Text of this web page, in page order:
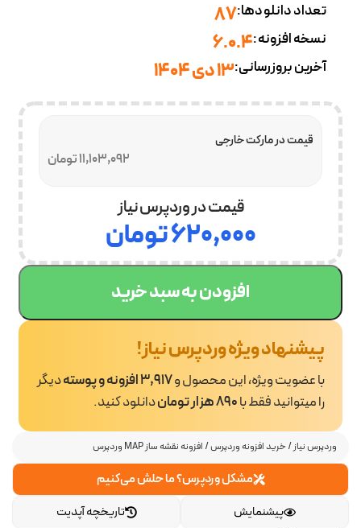
وردپرس نیاز/خرید افزونه وردپرس/ افزونه نقشه ساز MAP وردپرس
مشکل وردپرس؟ ما حلش می‌کنیم
تاریخچه آپدیت
پیشنمایش
تعداد دانلودها:87
نسخه افزونه:6.0.4
آخرین بروزرسانی:13 دی 1404
11,103,092 تومان
قیمت در مارکت خارجی
قیمت در وردپرس نیاز
۶۲۰,۰۰۰تومان
افزودن به سبد خرید
پیشنهاد ویژه وردپرس نیاز!
با عضویت ویژه، این محصول و3,917 افزونه و پوسته
دیگر
را میتوانید فقط با890 هزار تومان دانلود کنید.